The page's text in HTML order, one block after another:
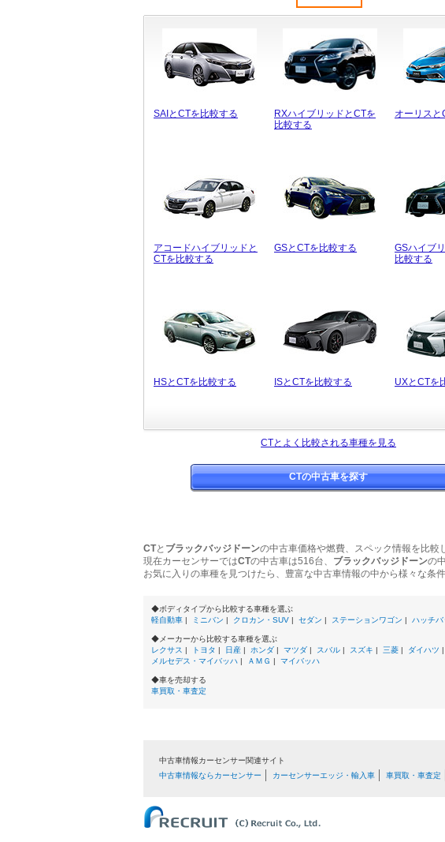
SAIとCTを比較する
RXハイブリッドとCTを
比較する
オーリスと
アコードハイブリッドと
CTを比較する
GSとCTを比較する
GSハイブ
比較する
HSとCTを比較する ISとCTを比較する UXとCTを
CTとよく比較される車種を見る
CTの中古車を探す
CTと ブラックバッジドーンの中古車価格や燃費、スペック情報を比較
現在カーセンサーではCTの中古車は516台、 ブラックバッジドーンの
お気に入りの車種を見つけたら、豊富な中古車情報の中から様々な条
◆ボディタイプから比較する車種を選ぶ
軽自動車 | ミニバン | クロカン・SUV | セダン | ステーションワゴン | ハッチバ
◆メーカーから比較する車種を選ぶ
レクサス | トヨタ | 日産 | ホンダ | マツダ | スバル | スズキ | 三菱 | ダイハツ |
メルセデス・マイバッハ | ＡＭＧ | マイバッハ
◆車を売却する
車買取・車査定
中古車情報カーセンサー関連サイト
中古車情報ならカーセンサー
カーセンサーエッジ・輸入車 車買取・車査定